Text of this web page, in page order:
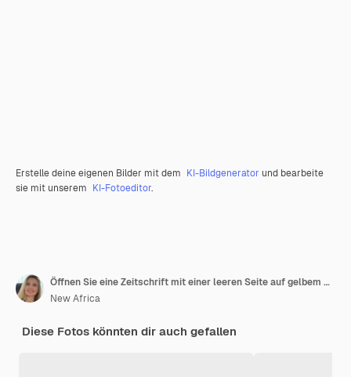
Erstelle deine eigenen Bilder mit dem KI-Bildgenerator und bearbeite
sie mit unserem KI-Fotoeditor.
Öffnen Sie eine Zeitschrift mit einer leeren Seite auf gelbem Hintergrund Mockup für das Design
New Africa
Diese Fotos könnten dir auch gefallen